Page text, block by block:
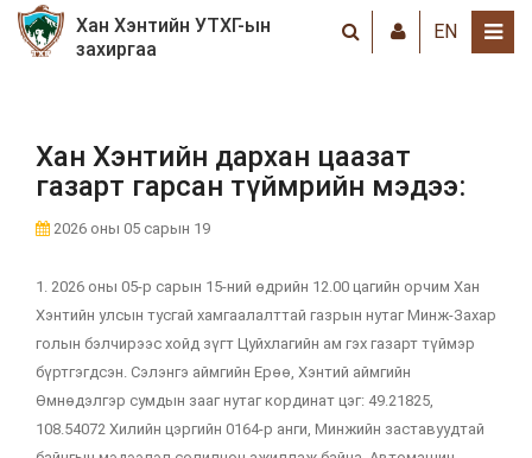
Хан Хэнтийн УТХГ-ын
захиргаа
EN
Хан Хэнтийн дархан цаазат
газарт гарсан түймрийн мэдээ:
2026 оны 05 сарын 19
1. 2026 оны 05-р сарын 15-ний өдрийн 12.00 цагийн орчим Хан
Хэнтийн улсын тусгай хамгаалалттай газрын нутаг Минж-Захар
голын бэлчирээс хойд зүгт Цуйхлагийн ам гэх газарт түймэр
бүртгэгдсэн. Сэлэнгэ аймгийн Ерөө, Хэнтий аймгийн
Өмнөдэлгэр сумдын зааг нутаг кординат цэг: 49.21825,
108.54072 Хилийн цэргийн 0164-р анги, Минжийн заставуудтай